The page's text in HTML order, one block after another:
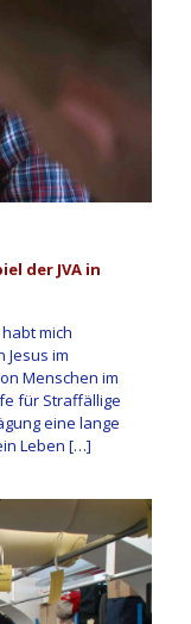
der JVA in
mich
Jesus im
Menschen im
für Straffällige
eine lange
Leben […]